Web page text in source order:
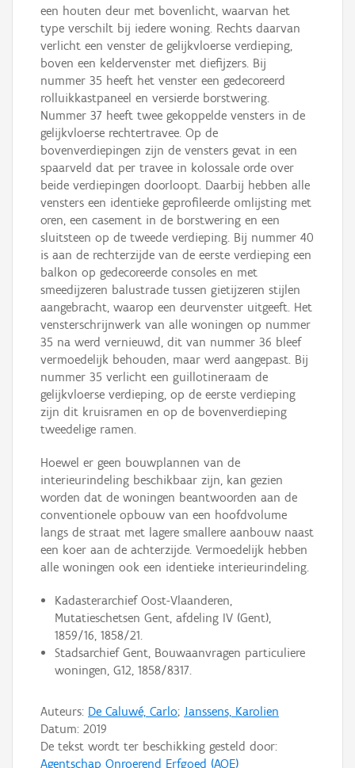
een houten deur met bovenlicht, waarvan het
type verschilt bij iedere woning. Rechts daarvan
verlicht een venster de gelijkvloerse verdieping,
boven een keldervenster met diefijzers. Bij
nummer 35 heeft het venster een gedecoreerd
rolluikkastpaneel en versierde borstwering.
Nummer 37 heeft twee gekoppelde vensters in de
gelijkvloerse rechtertravee. Op de
bovenverdiepingen zijn de vensters gevat in een
spaarveld dat per travee in kolossale orde over
beide verdiepingen doorloopt. Daarbij hebben alle
vensters een identieke geprofileerde omlijsting met
oren, een casement in de borstwering en een
sluitsteen op de tweede verdieping. Bij nummer 40
is aan de rechterzijde van de eerste verdieping een
balkon op gedecoreerde consoles en met
smeedijzeren balustrade tussen gietijzeren stijlen
aangebracht, waarop een deurvenster uitgeeft. Het
vensterschrijnwerk van alle woningen op nummer
35 na werd vernieuwd, dit van nummer 36 bleef
vermoedelijk behouden, maar werd aangepast. Bij
nummer 35 verlicht een guillotineraam de
gelijkvloerse verdieping, op de eerste verdieping
zijn dit kruisramen en op de bovenverdieping
tweedelige ramen.
Hoewel er geen bouwplannen van de
interieurindeling beschikbaar zijn, kan gezien
worden dat de woningen beantwoorden aan de
conventionele opbouw van een hoofdvolume
langs de straat met lagere smallere aanbouw naast
een koer aan de achterzijde. Vermoedelijk hebben
alle woningen ook een identieke interieurindeling.
Kadasterarchief Oost-Vlaanderen,
Mutatieschetsen Gent, afdeling IV (Gent),
1859/16, 1858/21.
Stadsarchief Gent, Bouwaanvragen particuliere
woningen, G12, 1858/8317.
Auteurs: De Caluwé, Carlo; Janssens, Karolien
Datum: 2019
De tekst wordt ter beschikking gesteld door:
Agentschap Onroerend Erfgoed (AOE)